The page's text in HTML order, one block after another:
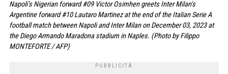
Napoli's Nigerian forward #09 Victor Osimhen greets Inter Milan's
Argentine forward #10 Lautaro Martinez at the end of the Italian Serie A
football match between Napoli and Inter Milan on December 03, 2023 at
the Diego Armando Maradona stadium in Naples. (Photo by Filippo
MONTEFORTE / AFP)